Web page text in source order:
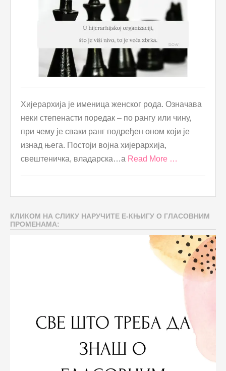
Хијерархија је именица женског рода. Означава
неки степенасти поредак – по рангу или чину,
при чему је сваки ранг подређен оном који је
изнад њега. Постоји војна хијерархија,
свештеничка, владарска…а Read More …
КЛИКОМ НА СЛИКУ НАРУЧИТЕ Е-КЊИГУ О ГЛАСОВНИМ
ПРОМЕНАМА: